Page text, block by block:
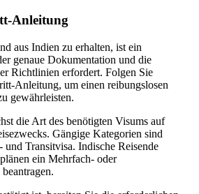
Anleitung
aus Indien zu erhalten, ist ein
genaue Dokumentation und die
Richtlinien erfordert. Folgen Sie
Anleitung, um einen reibungslosen
gewährleisten.
die Art des benötigten Visums auf
Gängige Kategorien sind
und Transitvisa. Indische Reisende
ein Mehrfach- oder